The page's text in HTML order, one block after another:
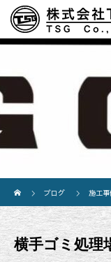
ブログ
施工
横手ゴミ処理